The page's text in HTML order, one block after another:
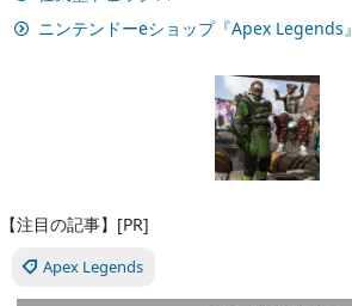
ニンテンドーeショップ『Apex Legends』
【注目の記事】[PR]
Apex Legends